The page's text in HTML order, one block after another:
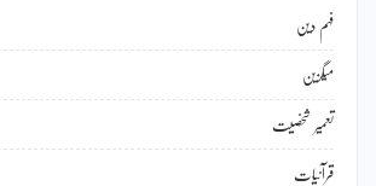
فہم دین
میگزین
تعمیر شخصیت
قرآنیات